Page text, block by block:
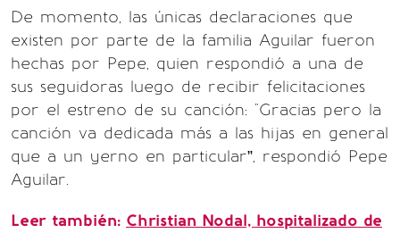
De momento, las únicas declaraciones que
existen por parte de la familia Aguilar fueron
hechas por Pepe, quien respondió a una de
sus seguidoras luego de recibir felicitaciones
por el estreno de su canción: "Gracias pero la
canción va dedicada más a las hijas en general
que a un yerno en particular”, respondió Pepe
Aguilar.
Leer también: Christian Nodal, hospitalizado de